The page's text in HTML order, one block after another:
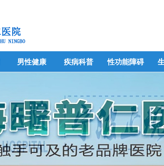
男性健康 疾病科普 性功能障碍